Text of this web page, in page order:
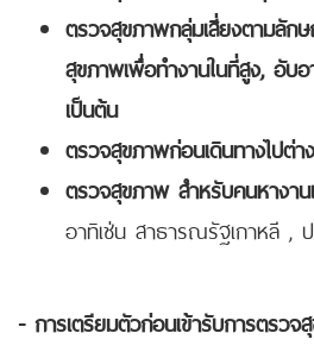
ตรวจสุขภาพกลุ่มเสี่ยงตามลัก
สุขภาพเพื่อทำงานในที่สูง, อับอ
เป็นต้น
ตรวจสุขภาพก่อนเดินทางไปต่า
ตรวจสุขภาพ สำหรับคนหางาน
อาทิเช่น สาธารณรัฐเกาหลี ,
- การเตรียมตัวก่อนเข้ารับการตรวจ